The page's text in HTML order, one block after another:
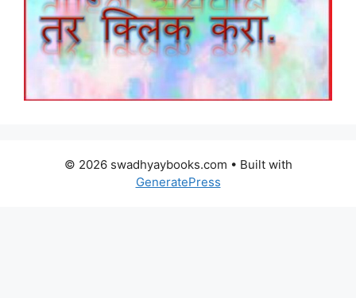
© 2026 swadhyaybooks.com • Built with
GeneratePress